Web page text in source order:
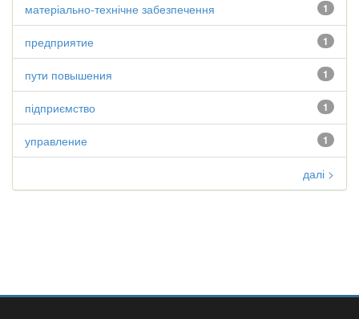
1
матеріально-технічне забезпечення
1
предприятие
1
пути повышения
1
підприємство
1
управление
далі >